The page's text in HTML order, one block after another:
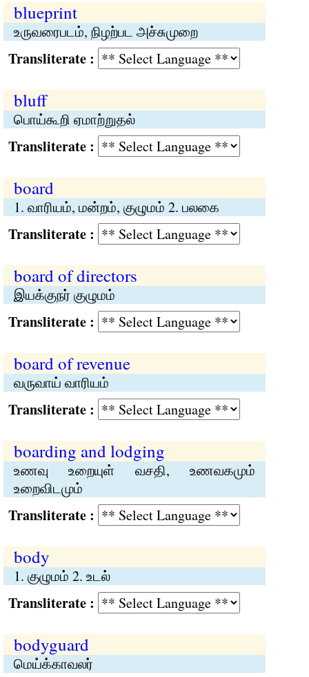
blueprint
உருவரைபடம், நிழற்பட அச்சுமுறை
:
bluff
பொய்கூறி ஏமாற்றுதல்
:
board
1. வாரியம், மன்றம், குழுமம் 2. பலகை
:
board of directors
இயக்குநர் குழுமம்
:
board of revenue
வருவாய் வாரியம்
:
boarding and lodging
உணவு உறையுள் வசதி, உணவகமும்
உறைவிடமும்
:
body
1. குழுமம் 2. உடல்
:
bodyguard
மெய்க்காவலர்